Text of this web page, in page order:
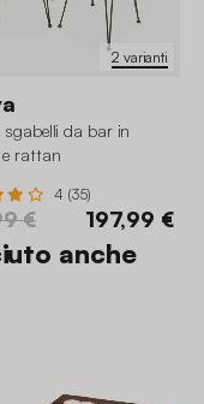
2 varianti
sgabelli da bar in
e rattan
4 (35)
€ 197,99 €
anche